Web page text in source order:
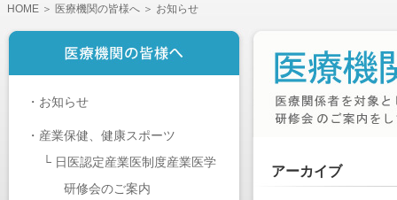
HOME ＞ 医療機関の皆様へ ＞ お知らせ
・ お知らせ
・ 産業保健、健康スポーツ
└ 日医認定産業医制度産業医学
研修会のご案内
アーカイブ